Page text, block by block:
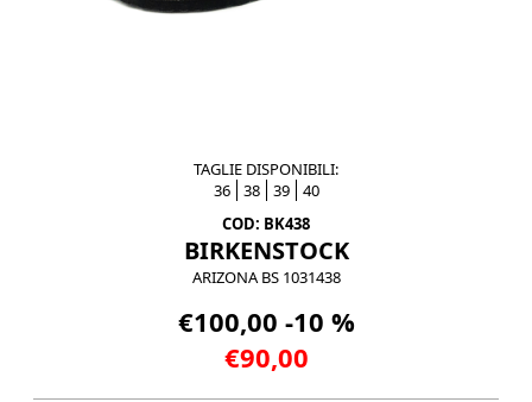
TAGLIE DISPONIBILI:
36
38 39
40
COD: BK438
BIRKENSTOCK
ARIZONA BS 1031438
€100,00 -10 %
€90,00